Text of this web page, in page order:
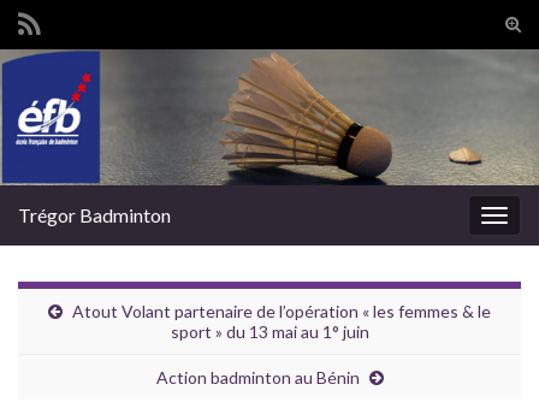
Trégor Badminton
Atout Volant partenaire de l’opération « les femmes & le
sport » du 13 mai au 1° juin
Action badminton au Bénin